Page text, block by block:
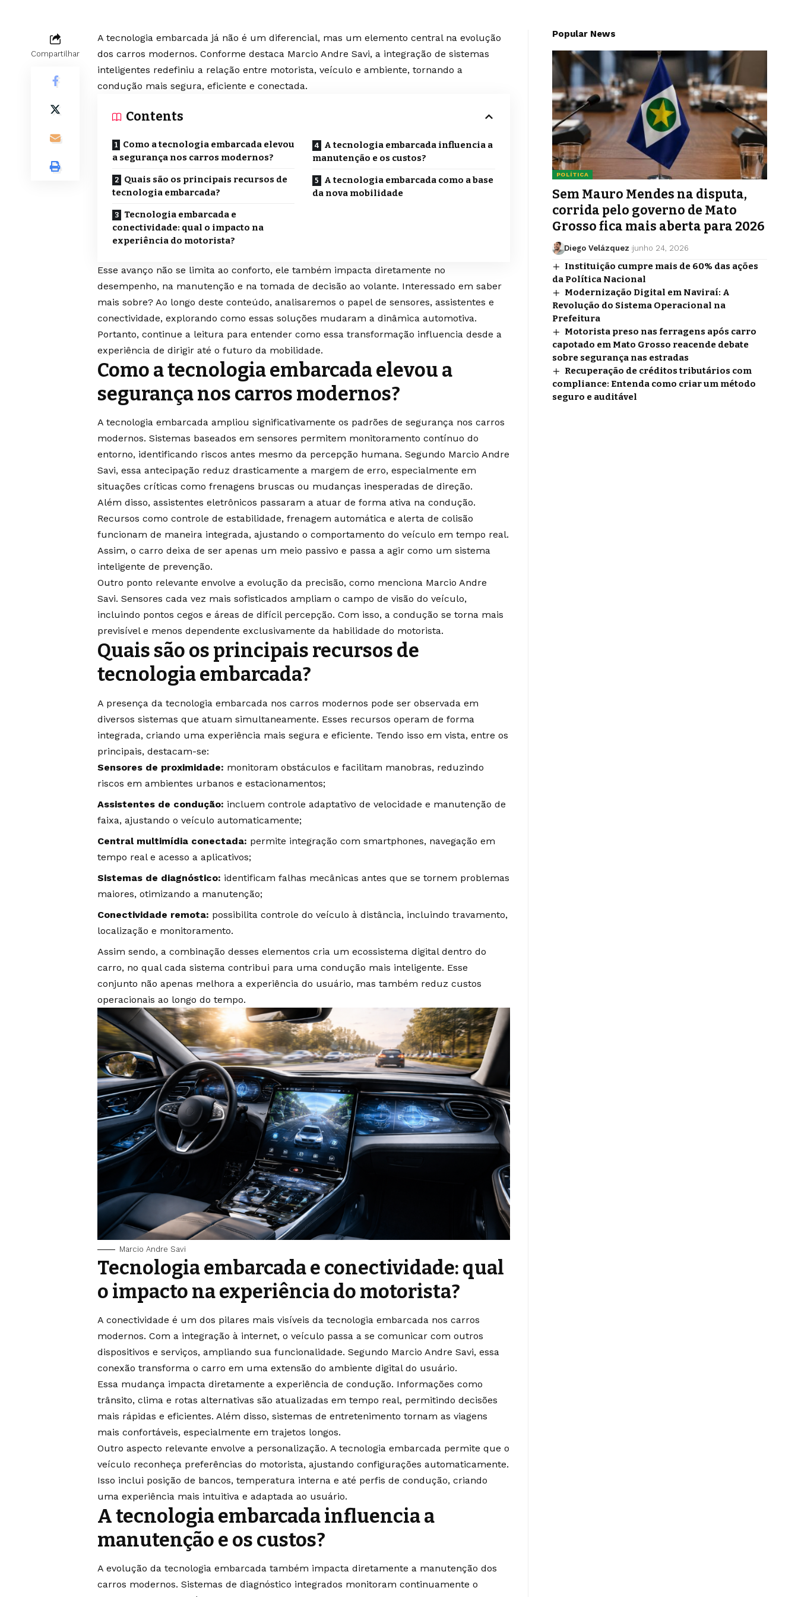
Compartilhar
A tecnologia embarcada já não é um diferencial, mas um elemento central na evolução
dos carros modernos. Conforme destaca Marcio Andre Savi, a integração de sistemas
inteligentes redefiniu a relação entre motorista, veículo e ambiente, tornando a
condução mais segura, eficiente e conectada.
Contents
Como a tecnologia embarcada elevou
a segurança nos carros modernos?
Quais são os principais recursos de
tecnologia embarcada?
Tecnologia embarcada e
conectividade: qual o impacto na
experiência do motorista?
A tecnologia embarcada influencia a
manutenção e os custos?
A tecnologia embarcada como a base
da nova mobilidade
Esse avanço não se limita ao conforto, ele também impacta diretamente no
desempenho, na manutenção e na tomada de decisão ao volante. Interessado em saber
mais sobre? Ao longo deste conteúdo, analisaremos o papel de sensores, assistentes e
conectividade, explorando como essas soluções mudaram a dinâmica automotiva.
Portanto, continue a leitura para entender como essa transformação influencia desde a
experiência de dirigir até o futuro da mobilidade.
Como a tecnologia embarcada elevou a
segurança nos carros modernos?
A tecnologia embarcada ampliou significativamente os padrões de segurança nos carros
modernos. Sistemas baseados em sensores permitem monitoramento contínuo do
entorno, identificando riscos antes mesmo da percepção humana. Segundo Marcio Andre
Savi, essa antecipação reduz drasticamente a margem de erro, especialmente em
situações críticas como frenagens bruscas ou mudanças inesperadas de direção.
Além disso, assistentes eletrônicos passaram a atuar de forma ativa na condução.
Recursos como controle de estabilidade, frenagem automática e alerta de colisão
funcionam de maneira integrada, ajustando o comportamento do veículo em tempo real.
Assim, o carro deixa de ser apenas um meio passivo e passa a agir como um sistema
inteligente de prevenção.
Outro ponto relevante envolve a evolução da precisão, como menciona Marcio Andre
Savi. Sensores cada vez mais sofisticados ampliam o campo de visão do veículo,
incluindo pontos cegos e áreas de difícil percepção. Com isso, a condução se torna mais
previsível e menos dependente exclusivamente da habilidade do motorista.
Quais são os principais recursos de
tecnologia embarcada?
A presença da tecnologia embarcada nos carros modernos pode ser observada em
diversos sistemas que atuam simultaneamente. Esses recursos operam de forma
integrada, criando uma experiência mais segura e eficiente. Tendo isso em vista, entre os
principais, destacam-se:
Sensores de proximidade: monitoram obstáculos e facilitam manobras, reduzindo
riscos em ambientes urbanos e estacionamentos;
Assistentes de condução: incluem controle adaptativo de velocidade e manutenção de
faixa, ajustando o veículo automaticamente;
Central multimídia conectada: permite integração com smartphones, navegação em
tempo real e acesso a aplicativos;
Sistemas de diagnóstico: identificam falhas mecânicas antes que se tornem problemas
maiores, otimizando a manutenção;
Conectividade remota: possibilita controle do veículo à distância, incluindo travamento,
localização e monitoramento.
Assim sendo, a combinação desses elementos cria um ecossistema digital dentro do
carro, no qual cada sistema contribui para uma condução mais inteligente. Esse
conjunto não apenas melhora a experiência do usuário, mas também reduz custos
operacionais ao longo do tempo.
Marcio Andre Savi
Tecnologia embarcada e conectividade: qual
o impacto na experiência do motorista?
A conectividade é um dos pilares mais visíveis da tecnologia embarcada nos carros
modernos. Com a integração à internet, o veículo passa a se comunicar com outros
dispositivos e serviços, ampliando sua funcionalidade. Segundo Marcio Andre Savi, essa
conexão transforma o carro em uma extensão do ambiente digital do usuário.
Essa mudança impacta diretamente a experiência de condução. Informações como
trânsito, clima e rotas alternativas são atualizadas em tempo real, permitindo decisões
mais rápidas e eficientes. Além disso, sistemas de entretenimento tornam as viagens
mais confortáveis, especialmente em trajetos longos.
Outro aspecto relevante envolve a personalização. A tecnologia embarcada permite que o
veículo reconheça preferências do motorista, ajustando configurações automaticamente.
Isso inclui posição de bancos, temperatura interna e até perfis de condução, criando
uma experiência mais intuitiva e adaptada ao usuário.
A tecnologia embarcada influencia a
manutenção e os custos?
A evolução da tecnologia embarcada também impacta diretamente a manutenção dos
carros modernos. Sistemas de diagnóstico integrados monitoram continuamente o
Popular News
POLÍTICA
Sem Mauro Mendes na disputa,
corrida pelo governo de Mato
Grosso fica mais aberta para 2026
Diego Velázquez junho 24, 2026
Instituição cumpre mais de 60% das ações
da Política Nacional
Modernização Digital em Naviraí: A
Revolução do Sistema Operacional na
Prefeitura
Motorista preso nas ferragens após carro
capotado em Mato Grosso reacende debate
sobre segurança nas estradas
Recuperação de créditos tributários com
compliance: Entenda como criar um método
seguro e auditável